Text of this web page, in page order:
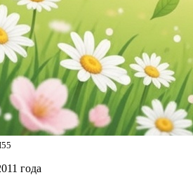
года